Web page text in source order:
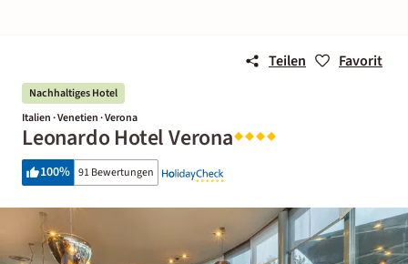
Teilen Favorit
Nachhaltiges Hotel
Italien · Venetien · Verona
Leonardo Hotel Verona
100% 91 Bewertungen